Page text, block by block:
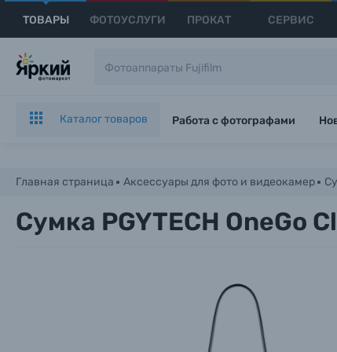
ТОВАРЫ ФОТОУСЛУГИ ПРОКАТ СЕРВИС
Каталог товаров Работа с фотографами
Главная страница Аксессуары для фото и видеокамер
Сумка PGYTECH OneGo